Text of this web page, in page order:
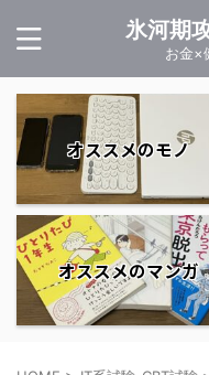
氷河期
お金×
オススメのモノ
オススメのマンガ